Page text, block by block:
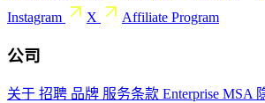
Instagram
X Affiliate Program
公司
关于 招聘 品牌 服务条款 Enterprise MSA